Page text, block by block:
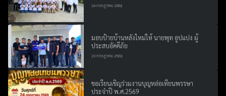
24 กรกฎาคม 2569
มอบป้ายบ้านหลังใหม่ให้ นายพุท อูปแปง ผู้
ประสบอัคคีภัย
23 กรกฎาคม 2569
ขอเรียนเชิญร่วมงานบุญหล่อเทียนพรรษา
ประจำปี พ.ศ.2569